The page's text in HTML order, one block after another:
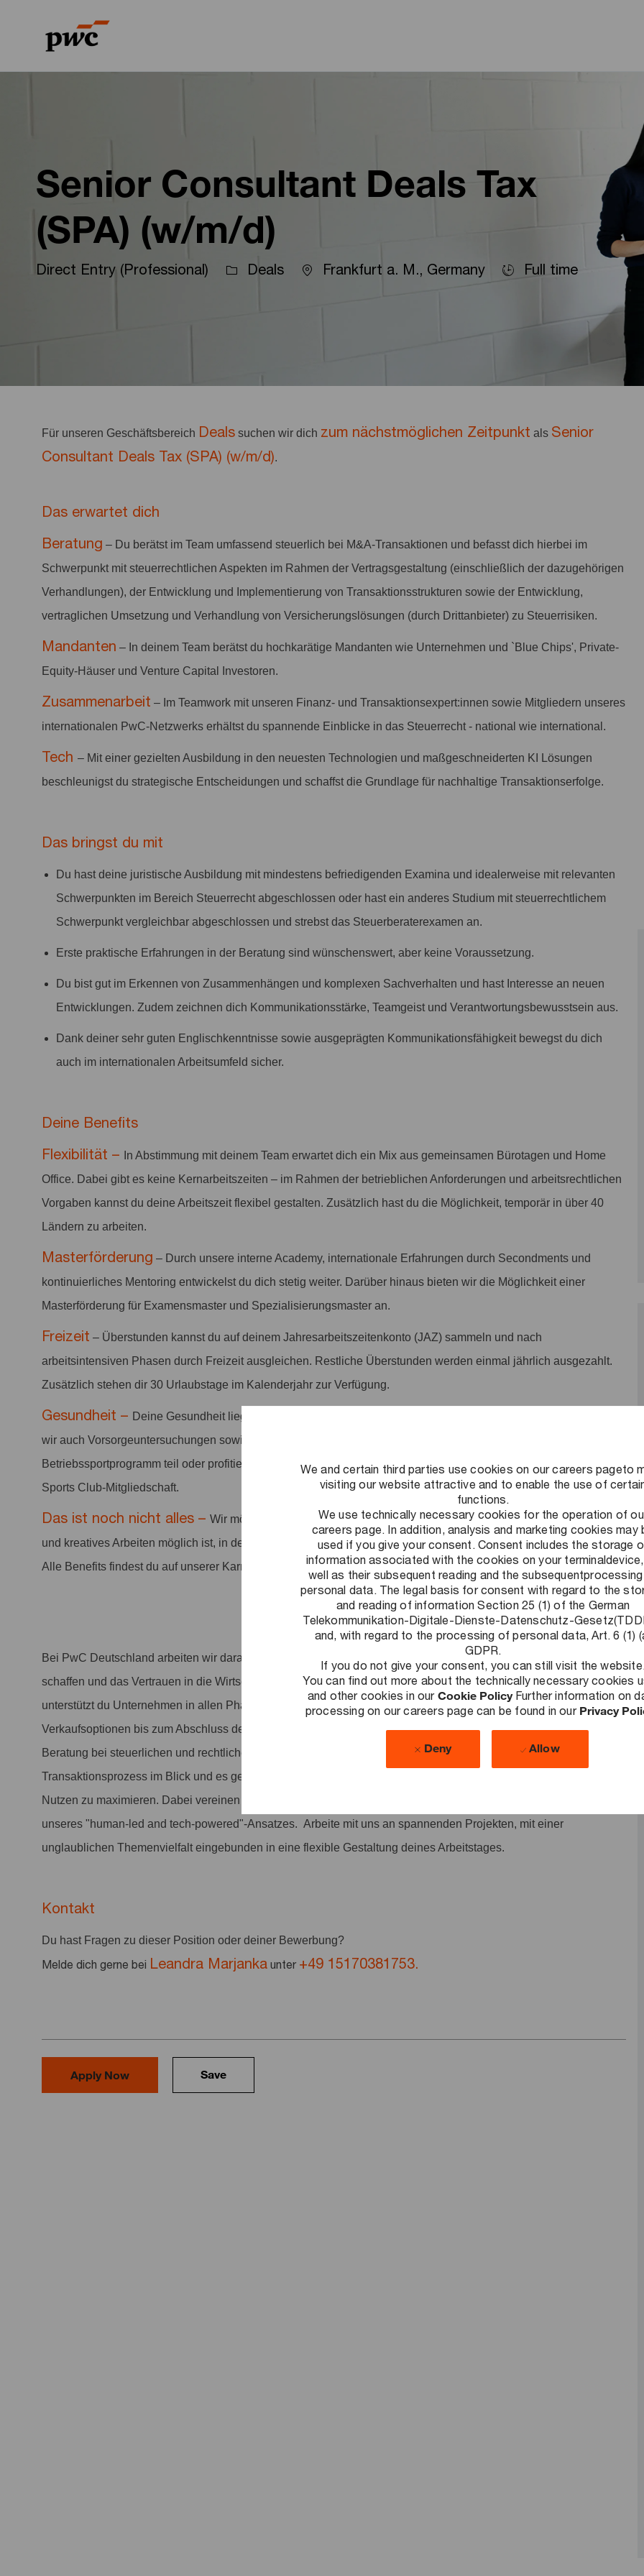
We and certain third parties use cookies on our careers pageto
visiting our website attractive and to enable the use of
functions.
We use technically necessary cookies for the operation of
careers page. In addition, analysis and marketing cookies may
used if you give your consent. Consent includes the storage
information associated with the cookies on your
well as their subsequent reading and the
personal data. The legal basis for consent with regard to the
and reading of information Section 25 (1) of the German
Telekommunikation-Digitale-Dienste-Datenschutz-
and, with regard to the processing of personal data, Art. 6 (1)
GDPR.
If you do not give your consent, you can still visit the
You can find out more about the technically necessary cookies
and other cookies in our Cookie Policy Further information on
processing on our careers page can be found in our Privacy
Deny Allow
Senior Consultant Deals Tax
(SPA) (w/m/d)
Direct Entry (Professional) Deals Location
Frankfurt a. M., Germany Full time
Für unseren Geschäftsbereich Deals suchen wir dich zum nächstmöglichen Zeitpunkt als Senior
Consultant Deals Tax (SPA) (w/m/d).
Das erwartet dich
Beratung – Du berätst im Team umfassend steuerlich bei M&A-Transaktionen und befasst dich hierbei im
Schwerpunkt mit steuerrechtlichen Aspekten im Rahmen der Vertragsgestaltung (einschließlich der dazugehörigen
Verhandlungen), der Entwicklung und Implementierung von Transaktionsstrukturen sowie der Entwicklung,
vertraglichen Umsetzung und Verhandlung von Versicherungslösungen (durch Drittanbieter) zu Steuerrisiken.
Mandanten – In deinem Team berätst du hochkarätige Mandanten wie Unternehmen und `Blue Chips', Private-
Equity-Häuser und Venture Capital Investoren.
Zusammenarbeit – Im Teamwork mit unseren Finanz- und Transaktionsexpert:innen sowie Mitgliedern unseres
internationalen PwC-Netzwerks erhältst du spannende Einblicke in das Steuerrecht - national wie international.
Tech – Mit einer gezielten Ausbildung in den neuesten Technologien und maßgeschneiderten KI Lösungen
beschleunigst du strategische Entscheidungen und schaffst die Grundlage für nachhaltige Transaktionserfolge.
Das bringst du mit
Du hast deine juristische Ausbildung mit mindestens befriedigenden Examina und idealerweise mit relevanten
Schwerpunkten im Bereich Steuerrecht abgeschlossen oder hast ein anderes Studium mit steuerrechtlichem
Schwerpunkt vergleichbar abgeschlossen und strebst das Steuerberaterexamen an.
Erste praktische Erfahrungen in der Beratung sind wünschenswert, aber keine Voraussetzung.
Du bist gut im Erkennen von Zusammenhängen und komplexen Sachverhalten und hast Interesse an neuen
Entwicklungen. Zudem zeichnen dich Kommunikationsstärke, Teamgeist und Verantwortungsbewusstsein aus.
Dank deiner sehr guten Englischkenntnisse sowie ausgeprägten Kommunikationsfähigkeit bewegst du dich
auch im internationalen Arbeitsumfeld sicher.
Deine Benefits
Flexibilität –
In Abstimmung mit deinem Team erwartet dich ein Mix aus gemeinsamen Bürotagen und Home
Office. Dabei gibt es keine Kernarbeitszeiten – im Rahmen der betrieblichen Anforderungen und arbeitsrechtlichen
Vorgaben kannst du deine Arbeitszeit flexibel gestalten. Zusätzlich hast du die Möglichkeit, temporär in über 40
Ländern zu arbeiten.
Masterförderung – Durch unsere interne Academy, internationale Erfahrungen durch Secondments und
kontinuierliches Mentoring entwickelst du dich stetig weiter. Darüber hinaus bieten wir die Möglichkeit einer
Masterförderung für Examensmaster und Spezialisierungsmaster an.
Freizeit – Überstunden kannst du auf deinem Jahresarbeitszeitenkonto (JAZ) sammeln und nach
arbeitsintensiven Phasen durch Freizeit ausgleichen. Restliche Überstunden werden einmal jährlich ausgezahlt.
Zusätzlich stehen dir 30 Urlaubstage im Kalenderjahr zur Verfügung.
Gesundheit – Deine Gesundheit liegt uns am Herzen: Neben einer eigenen betrieblichen Krankenkasse bieten
wir auch Vorsorgeuntersuchungen sowie Sportangebote an. Nimm an unserem kostenlosen
Betriebssportprogramm teil oder profitiere von vergünstigten Beiträgen in diversen Fitnessstudios oder einer Urban
Sports Club-Mitgliedschaft.
Das ist noch nicht alles – Wir möchten ein positives Arbeitsumfeld schaffen: Ein Umfeld, in dem flexibles
und kreatives Arbeiten möglich ist, in dem Arbeit anerkannt und Leistung honoriert wird und auf das wir stolz sind.
Alle Benefits findest du auf unserer Karriereseite.
Bei PwC Deutschland arbeiten wir daran, entscheidende Herausforderungen zu lösen, nachhaltige Ergebnisse zu
schaffen und das Vertrauen in die Wirtschaft und Gesellschaft auszubauen. Als Teil unseres Deals Teams
unterstützt du Unternehmen in allen Phasen des Deal Cycles: Vom Ermitteln geeigneter Kauf- bzw.
Verkaufsoptionen bis zum Abschluss der Verhandlungen. Von der Unternehmens- und Marktanalyse, über die
Beratung bei steuerlichen und rechtlichen Fragestellungen bis hin zur Integration. So hast du stets den gesamten
Transaktionsprozess im Blick und es gelingt uns im Team, die Risiken geplanter Deals zu minimieren sowie den
Nutzen zu maximieren. Dabei vereinen wir Branchen- und Funktionsexpertise mit leistungsstarken Tools im Sinne
unseres "human-led and tech-powered"-Ansatzes. Arbeite mit uns an spannenden Projekten, mit einer
unglaublichen Themenvielfalt eingebunden in eine flexible Gestaltung deines Arbeitstages.
Kontakt
Du hast Fragen zu dieser Position oder deiner Bewerbung?
Melde dich gerne bei Leandra Marjanka unter +49 15170381753.
Apply Now Save